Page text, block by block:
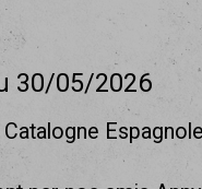
30/05/2026